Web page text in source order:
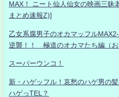
MAX！ ニート仙人仙女の映画三昧
まとめ速報Z)]
乙女系腐男子のオカマッフル
逆襲！！ 極道のオカマたち編（お
スーパーウンコ！
新・ハゲッフル！哀愁のハゲ男の
ハゲっTEL？